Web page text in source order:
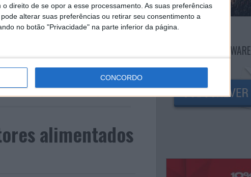
direito de se opor a esse processamento. As suas preferências
alterar suas preferências ou retirar seu consentimento a
no botão "Privacidade" na parte inferior da página.
CONCORDO
alimentados
NEWSLETTER PPLWARE